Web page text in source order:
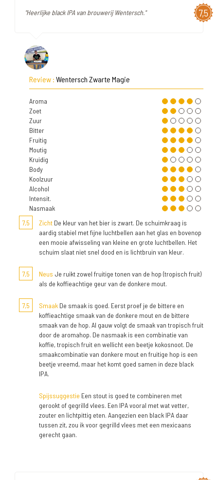
7,5
"Heerlijke black IPA van brouwerij Wentersch."
Review : Wentersch Zwarte Magie
Aroma
Zoet
Zuur
Bitter
Fruitig
Moutig
Kruidig
Body
Koolzuur
Alcohol
Intensit.
Nasmaak
7,5
Zicht De kleur van het bier is zwart. De schuimkraag is
aardig stabiel met fijne luchtbellen aan het glas en bovenop
een mooie afwisseling van kleine en grote luchtbellen. Het
schuim slaat niet snel dood en is lichtbruin van kleur.
7,5 Neus Je ruikt zowel fruitige tonen van de hop (tropisch fruit)
als de koffieachtige geur van de donkere mout.
7,5 Smaak De smaak is goed. Eerst proef je de bittere en
koffieachtige smaak van de donkere mout en de bittere
smaak van de hop. Al gauw volgt de smaak van tropisch fruit
door de aromahop. De nasmaak is een combinatie van
koffie, tropisch fruit en wellicht een beetje kokosnoot. De
smaakcombinatie van donkere mout en fruitige hop is een
beetje vreemd, maar het komt goed samen in deze black
IPA.
Spijssuggestie Een stout is goed te combineren met
gerookt of gegrilld vlees. Een IPA vooral met wat vetter,
zouter en lichtpittig eten. Aangezien een black IPA daar
tussen zit, zou ik voor gegrilld vlees met een mexicaans
gerecht gaan.